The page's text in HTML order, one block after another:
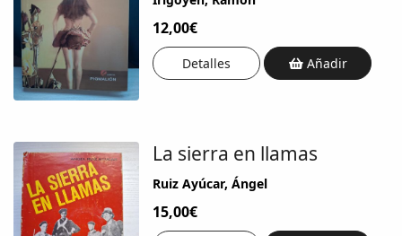
12,00€
Detalles Añadir
La sierra en llamas
Ruiz Ayúcar, Ángel
15,00€